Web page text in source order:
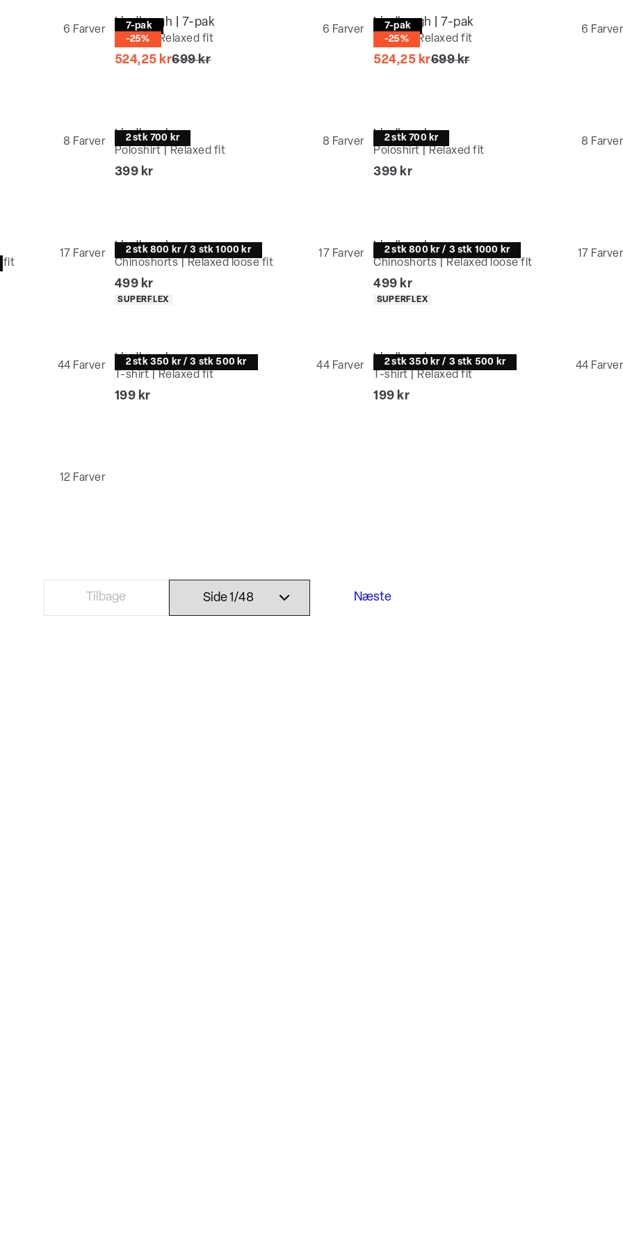
6 Farver
7-pak
-25%
Lindbergh | 7-pak
T-shirt | Relaxed fit
6 Farver
524,25 krI alt (uden rabat)
699 kr
7-pak
-25%
Lindbergh | 7-pak
T-shirt | Relaxed fit
6 Farver
524,25 krI alt (uden rabat)
699 kr
8 Farver 2 stk 700 kr
Lindbergh
Poloshirt | Relaxed fit
8 Farver
I alt (inkl. rabat)
399 kr
2 stk 700 kr
Lindbergh
Poloshirt | Relaxed fit
8 Farver
I alt (inkl. rabat)
399 kr
fit
17 Farver 2 stk 800 kr / 3 stk 1000 kr
Lindbergh
Chinoshorts | Relaxed loose fit
17 Farver
I alt (inkl. rabat)
499 kr
Produkt egenskaber
SUPERFLEX
2 stk 800 kr / 3 stk 1000 kr
Lindbergh
Chinoshorts | Relaxed loose fit
17 Farver
I alt (inkl. rabat)
499 kr
Produkt egenskaber
SUPERFLEX
44 Farver 2 stk 350 kr / 3 stk 500 kr
Lindbergh
T-shirt | Relaxed fit
44 Farver
I alt (inkl. rabat)
199 kr
2 stk 350 kr / 3 stk 500 kr
Lindbergh
T-shirt | Relaxed fit
44 Farver
I alt (inkl. rabat)
199 kr
12 Farver
Tilbage Næste